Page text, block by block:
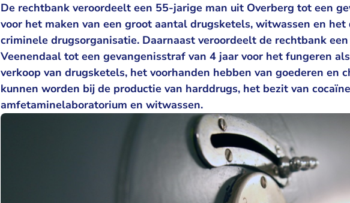
De rechtbank veroordeelt een 55-jarige man uit Overberg tot een
voor het maken van een groot aantal drugsketels, witwassen en het
criminele drugsorganisatie. Daarnaast veroordeelt de rechtbank
Veenendaal tot een gevangenisstraf van 4 jaar voor het fungeren
verkoop van drugsketels, het voorhanden hebben van goederen en
kunnen worden bij de productie van harddrugs, het bezit van
amfetaminelaboratorium en witwassen.